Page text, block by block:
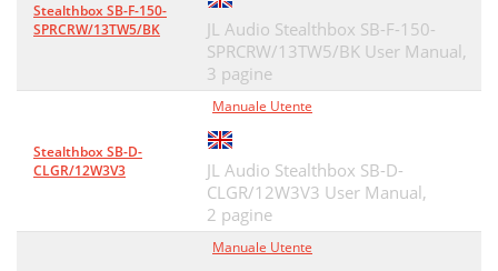
Stealthbox SB-F-150-
SPRCRW/13TW5/BK
JL Audio Stealthbox SB-F-150-
SPRCRW/13TW5/BK User Manual,
3 pagine
Stealthbox SB-D-
CLGR/12W3V3
Manuale Utente
JL Audio Stealthbox SB-D-
CLGR/12W3V3 User Manual,
2 pagine
Manuale Utente